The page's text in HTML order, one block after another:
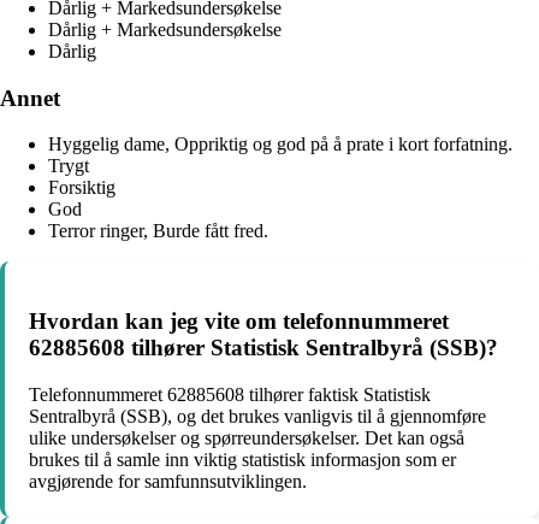
Dårlig + Markedsundersøkelse
Dårlig + Markedsundersøkelse
Dårlig
Annet
Hyggelig dame, Oppriktig og god på å prate i kort forfatning.
Trygt
Forsiktig
God
Terror ringer, Burde fått fred.
Hvordan kan jeg vite om telefonnummeret
62885608 tilhører Statistisk Sentralbyrå (SSB)?
Telefonnummeret 62885608 tilhører faktisk Statistisk
Sentralbyrå (SSB), og det brukes vanligvis til å gjennomføre
ulike undersøkelser og spørreundersøkelser. Det kan også
brukes til å samle inn viktig statistisk informasjon som er
avgjørende for samfunnsutviklingen.